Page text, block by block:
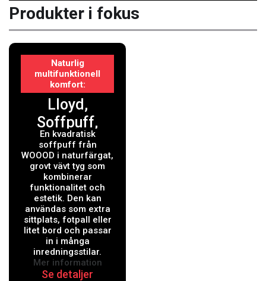
Produkter i fokus
Naturlig
multifunktionell
komfort
Lloyd,
Soffpuff,
natur,
H45x90x90
cm
En kvadratisk
soffpuff från
WOOOD i naturfärgat,
grovt vävt tyg som
kombinerar
funktionalitet och
estetik. Den kan
användas som extra
sittplats, fotpall eller
litet bord och passar
in i många
inredningsstilar.
Se detaljer
Mer information